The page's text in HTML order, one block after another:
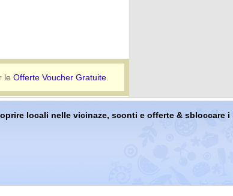
le Offerte Voucher Gratuite.
locali nelle vicinaze, sconti e offerte & sbloccare i